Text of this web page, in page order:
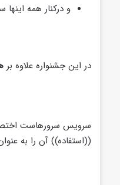
و درکنار همه اینها
در این جشنواره علاوه بر
((استفاده)) آن را به